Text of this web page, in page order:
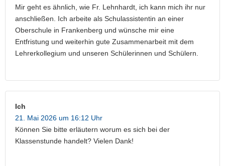
Mir geht es ähnlich, wie Fr. Lehnhardt, ich kann mich ihr nur
anschließen. Ich arbeite als Schulassistentin an einer
Oberschule in Frankenberg und wünsche mir eine
Entfristung und weiterhin gute Zusammenarbeit mit dem
Lehrerkollegium und unseren Schülerinnen und Schülern.
Ich
21. Mai 2026 um 16:12 Uhr
Können Sie bitte erläutern worum es sich bei der
Klassenstunde handelt? Vielen Dank!